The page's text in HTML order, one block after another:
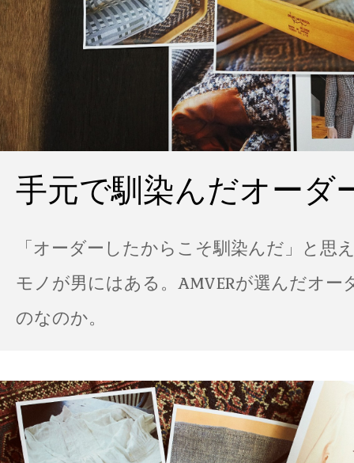
手元で馴染んだオーダ
「オーダーしたからこそ馴染んだ」と思
モノが男にはある。AMVERが選んだオー
のなのか。